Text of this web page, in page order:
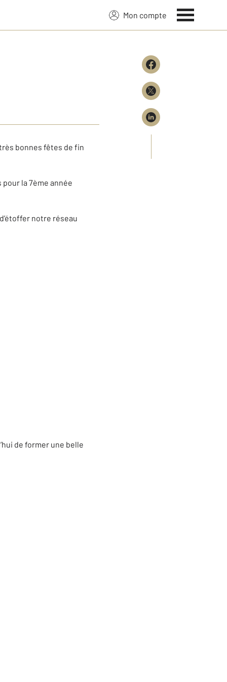
Mon compte
bonnes fêtes de fin
pour la 7ème année
notre réseau
de former une belle